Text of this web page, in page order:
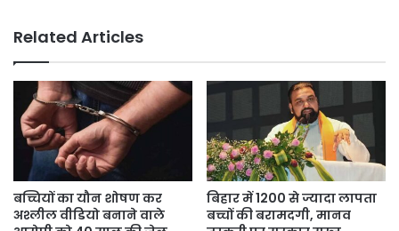
से
मुलाकात
Related Articles
बच्चियों का यौन शोषण कर
अश्लील वीडियो बनाने वाले
बिहार में 1200 से ज्यादा लापता
बच्चों की बरामदगी, मानव